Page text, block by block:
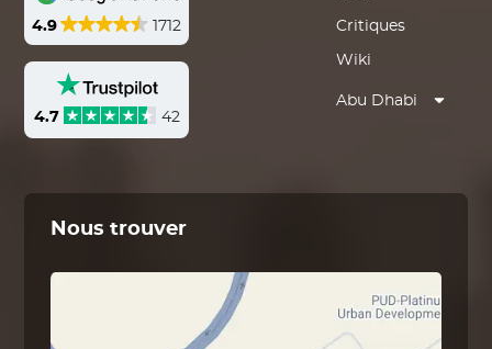
4.9 1712
4.7 42
Critiques
Wiki
Abu Dhabi
Nous trouver